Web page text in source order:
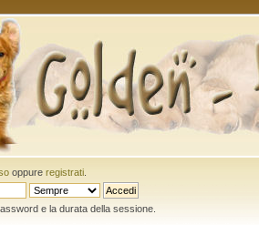
oppure registrati.
e la durata della sessione.